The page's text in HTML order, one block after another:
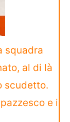
squadra
al di là
scudetto.
e i